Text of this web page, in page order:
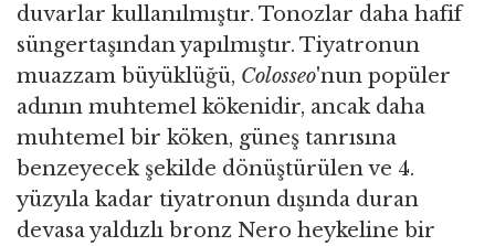
duvarlar kullanılmıştır. Tonozlar daha hafif
süngertaşından yapılmıştır. Tiyatronun
muazzam büyüklüğü, Colosseo'nun popüler
adının muhtemel kökenidir, ancak daha
muhtemel bir köken, güneş tanrısına
benzeyecek şekilde dönüştürülen ve 4.
yüzyıla kadar tiyatronun dışında duran
devasa yaldızlı bronz Nero heykeline bir